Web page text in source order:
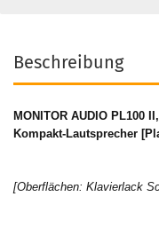
Beschreibung
MONITOR AUDIO PL100
Kompakt-Lautsprecher
[Oberflächen: Klavierlack